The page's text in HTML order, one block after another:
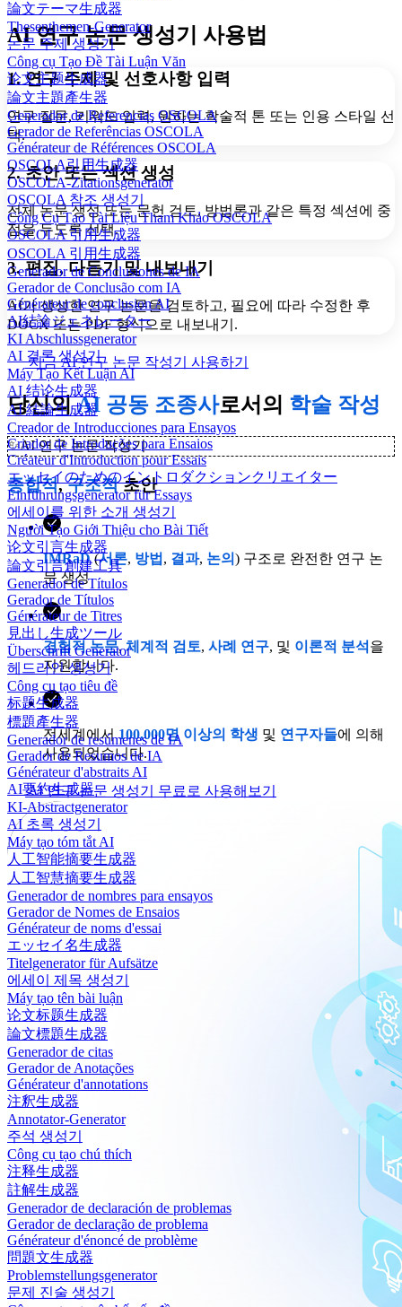
論文テーマ生成器
Thesenthemen-Generator
논문 주제 생성기
Công cụ Tạo Đề Tài Luận Văn
论文主题生成器
論文主題產生器
Generador de Referencias OSCOLA
Gerador de Referências OSCOLA
Générateur de Références OSCOLA
OSCOLA引用生成器
OSCOLA-Zitationsgenerator
OSCOLA 참조 생성기
Công Cụ Tạo Tài Liệu Tham Khảo OSCOLA
OSCOLA 引用生成器
OSCOLA 引用生成器
Generador de Conclusiones de IA
Gerador de Conclusão com IA
Générateur de conclusion AI
AI結論ジェネレーター
KI Abschlussgenerator
AI 결론 생성기
Máy Tạo Kết Luận AI
AI 结论生成器
AI 結論生成器
Creador de Introducciones para Ensayos
Criador de Introduções para Ensaios
Créateur d'Introduction pour Essais
エッセイのためのイントロダクションクリエイター
Einführungsgenerator für Essays
에세이를 위한 소개 생성기
Người Tạo Giới Thiệu cho Bài Tiết
论文引言生成器
論文引言創建工具
Generador de Títulos
Gerador de Títulos
Générateur de Titres
見出し生成ツール
Überschrift Generator
헤드라인 생성기
Công cụ tạo tiêu đề
标题生成器
標題產生器
Generador de resúmenes de IA
Gerador de Resumos de IA
Générateur d'abstraits AI
AI要約生成器
KI-Abstractgenerator
AI 초록 생성기
Máy tạo tóm tắt AI
人工智能摘要生成器
人工智慧摘要生成器
Generador de nombres para ensayos
Gerador de Nomes de Ensaios
Générateur de noms d'essai
エッセイ名生成器
Titelgenerator für Aufsätze
에세이 제목 생성기
Máy tạo tên bài luận
论文标题生成器
論文標題生成器
Generador de citas
Gerador de Anotações
Générateur d'annotations
注釈生成器
Annotator-Generator
주석 생성기
Công cụ tạo chú thích
注释生成器
註解生成器
Generador de declaración de problemas
Gerador de declaração de problema
Générateur d'énoncé de problème
問題文生成器
Problemstellungsgenerator
문제 진술 생성기
AI 연구 논문 생성기 사용법
1. 연구 주제 및 선호사항 입력
연구 질문, 키워드 입력, 원하는 학술적 톤 또는 인용 스타일 선
택.
2. 초안 또는 섹션 생성
전체 논문 생성 또는 문헌 검토, 방법론과 같은 특정 섹션에 중
점을 두도록 선택.
3. 편집, 다듬기 및 내보내기
AI가 생성한 연구 논문을 검토하고, 필요에 따라 수정한 후
DOCX 또는 PDF 형식으로 내보내기.
지금 AI 연구 논문 작성기 사용하기
당신의AI 공동 조종사로서의 학술 작성
✨AI 연구 논문 작성기
종합적,구조적초안
IMRaD(서론, 방법 , 결과, 논의 ) 구조로 완전한 연구 논
문 생성
경험적 논문,체계적 검토, 사례 연구, 및 이론적 분석 을
지원합니다.
전세계에서100,000명 이상의 학생 및 연구자들에 의해
사용되었습니다.
AI 연구 논문 생성기 무료로 사용해보기